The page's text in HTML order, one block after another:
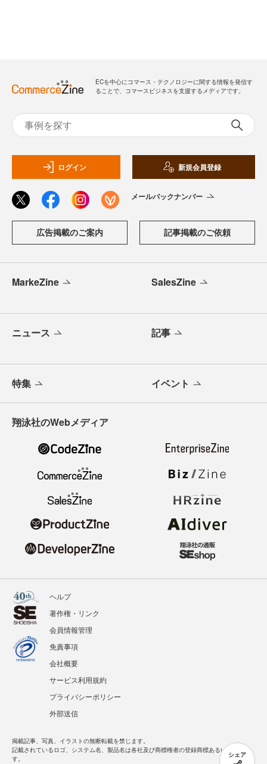
シェア
ECを中心にコマース・テクノロジーに関する情報を発信す
ることで、コマースビジネスを支援するメディアです。
ログイン 新規会員登録
メールバックナンバー
広告掲載のご案内 記事掲載のご依頼
MarkeZine SalesZine
ニュース 記事
特集 イベント
翔泳社のWebメディア
ヘルプ
著作権・リンク
会員情報管理
免責事項
会社概要
サービス利用規約
プライバシーポリシー
外部送信
掲載記事、写真、イラストの無断転載を禁じます。
記載されているロゴ、システム名、製品名は各社及び商標権者の登録商標あるいは商標で
す。